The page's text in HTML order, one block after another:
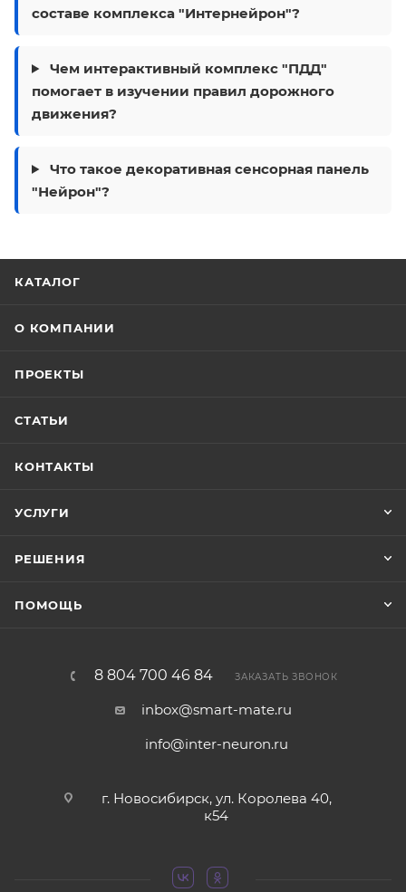
составе комплекса "Интернейрон"?
Чем интерактивный комплекс "ПДД"
помогает в изучении правил дорожного
движения?
Что такое декоративная сенсорная панель
"Нейрон"?
КАТАЛОГ
О КОМПАНИИ
ПРОЕКТЫ
СТАТЬИ
КОНТАКТЫ
УСЛУГИ
РЕШЕНИЯ
ПОМОЩЬ
8 804 700 46 84 ЗАКАЗАТЬ ЗВОНОК
inbox@smart-mate.ru
info@inter-neuron.ru
г. Новосибирск, ул. Королева 40,
к54